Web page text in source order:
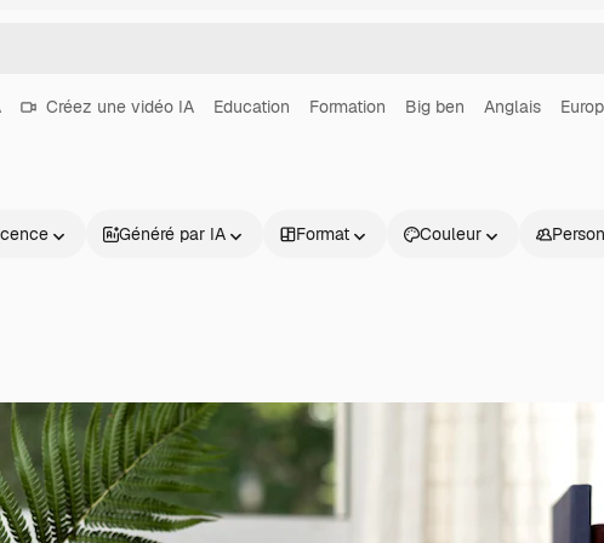
Créez une vidéo IA Education Formation Big ben Anglais
Généré par IA Format Couleur
Produits